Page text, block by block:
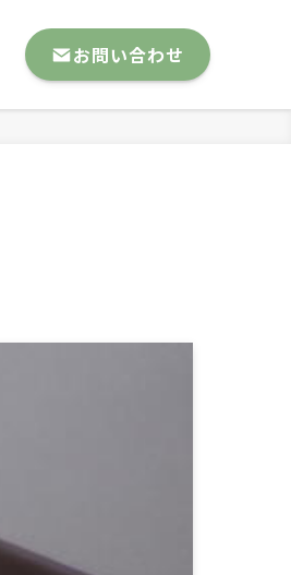
お問い合わせ